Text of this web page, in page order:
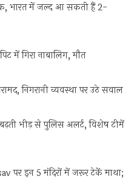
भारत में जल्द आ सकती हैं 2-
में गिरा नाबालिग, मौत
निगरानी व्यवस्था पर उठे सवाल
भीड़ से पुलिस अलर्ट, विशेष टीमें
पर इन 5 मंदिरों में जरूर टेकें माथा;